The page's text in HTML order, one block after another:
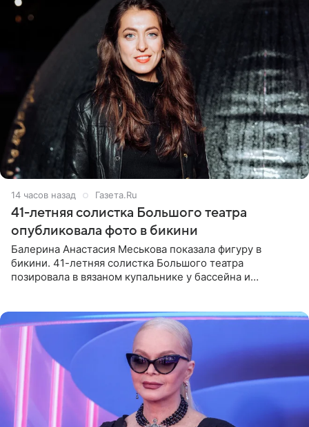
14 часов назад Газета.Ru
41-летняя солистка Большого театра
опубликовала фото в бикини
Балерина Анастасия Меськова показала фигуру в
бикини. 41-летняя солистка Большого театра
позировала в вязаном купальнике у бассейна и